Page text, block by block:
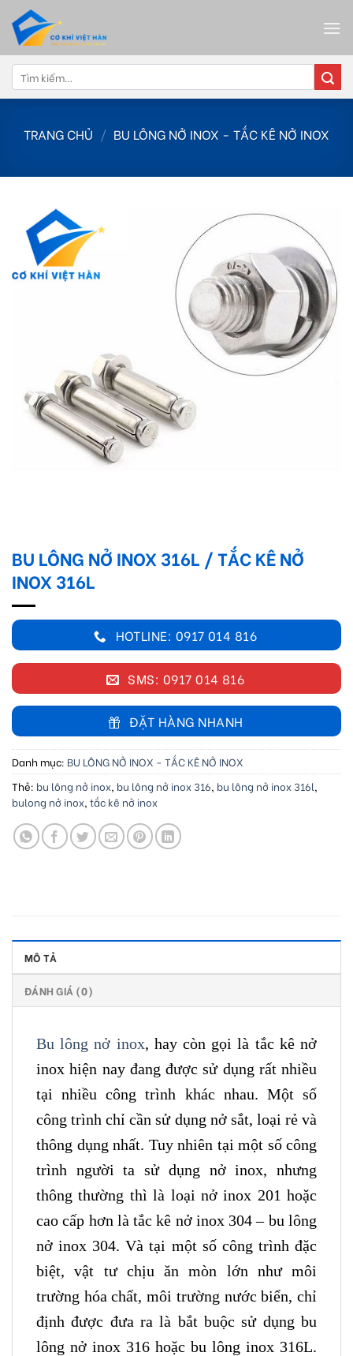
content
Tìm
kiếm:
TRANG CHỦ / BU LÔNG NỞ INOX - TẮC KÊ NỞ INOX
BU LÔNG NỞ INOX 316L / TẮC KÊ NỞ
INOX 316L
HOTLINE: 0917 014 816
SMS: 0917 014 816
ĐẶT HÀNG NHANH
Danh mục: BU LÔNG NỞ INOX - TẮC KÊ NỞ INOX
Thẻ: bu lông nở inox bu lông nở inox 316 bu lông nở inox 316l
bulong nở inox tắc kê nở inox
MÔ TẢ
ĐÁNH GIÁ (0)
Bu lông nở inox, hay còn gọi là tắc kê nở
inox hiện nay đang được sử dụng rất nhiều
tại nhiều công trình khác nhau. Một số
công trình chỉ cần sử dụng nở sắt, loại rẻ và
thông dụng nhất. Tuy nhiên tại một số công
trình người ta sử dụng nở inox, nhưng
thông thường thì là loại nở inox 201 hoặc
cao cấp hơn là tắc kê nở inox 304 – bu lông
nở inox 304. Và tại một số công trình đặc
biệt, vật tư chịu ăn mòn lớn như môi
trường hóa chất, môi trường nước biển, chỉ
định được đưa ra là bắt buộc sử dụng bu
lông nở inox 316 hoặc bu lông inox 316L.